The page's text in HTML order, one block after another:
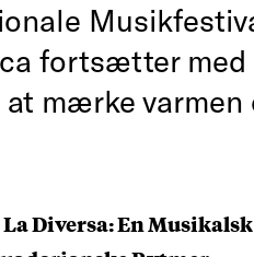
fortsætter med
mærke varmen
Diversa: En Musikalsk